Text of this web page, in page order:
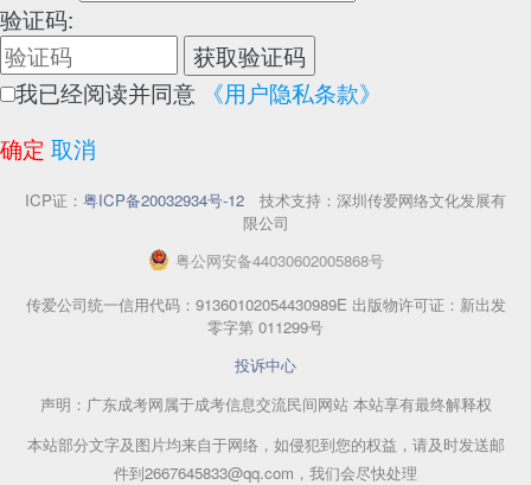
验证码:
获取验证码
我已经阅读并同意
《用户隐私条款》
确定 取消
ICP证： 粤ICP备20032934号-12 技术支持：深圳传爱网络文化发展有
限公司
粤公网安备44030602005868号
传爱公司统一信用代码：91360102054430989E 出版物许可证：新出发
零字第 011299号
投诉中心
声明：广东成考网属于成考信息交流民间网站 本站享有最终解释权
本站部分文字及图片均来自于网络，如侵犯到您的权益，请及时发送邮
件到2667645833@qq.com，我们会尽快处理